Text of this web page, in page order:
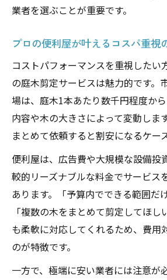
業者を選ぶことが重要です。
プロの便利屋が叶えるコスパ重視
コストパフォーマンスを重視したい
の庭木剪定サービスは魅力的です。
場は、庭木1本あたり数千円程度か
内容や木の大きさによって変動しま
まとめて依頼すると割安になるケー
便利屋は、広告費や大規模な設備投
較的リーズナブルな料金でサービス
あります。「予算内でできる範囲だ
「複数の木をまとめて剪定してほ
も柔軟に対応してくれるため、費用
のが特徴です。
一方で、極端に安い業者には注意が